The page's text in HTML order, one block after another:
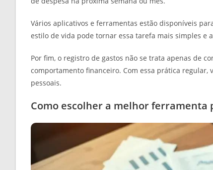
Vários aplicativos e ferramentas estão disponíveis
estilo de vida pode tornar essa tarefa mais simples e
Por fim, o registro de gastos não se trata apenas de
comportamento financeiro. Com essa prática regular,
pessoais.
Como escolher a melhor